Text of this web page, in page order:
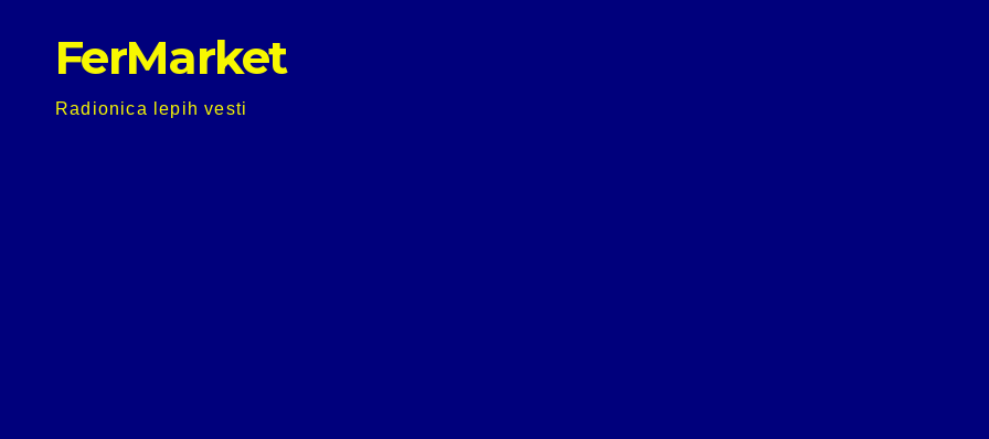
FerMarket
Radionica lepih vesti